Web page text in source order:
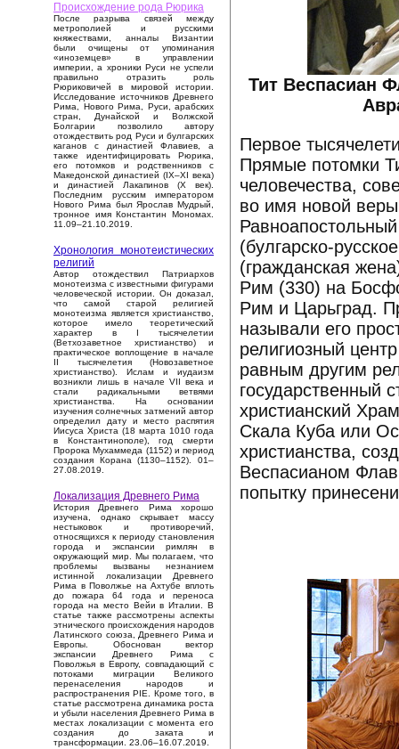
Происхождение рода Рюрика
После разрыва связей между
метрополией и русскими
княжествами, анналы Византии
были очищены от упоминания
«иноземцев» в управлении
империи, а хроники Руси не успели
правильно отразить роль
Рюриковичей в мировой истории.
Исследование источников Древнего
Рима, Нового Рима, Руси, арабских
стран, Дунайской и Волжской
Болгарии позволило автору
отождествить род Руси и булгарских
каганов с династией Флавиев, а
также идентифицировать Рюрика,
его потомков и родственников с
Македонской династией (IX–XI века)
и династией Лакапинов (X век).
Последним русским императором
Нового Рима был Ярослав Мудрый,
тронное имя Константин Мономах.
11.09–21.10.2019.
Хронология монотеистических
религий
Автор отождествил Патриархов
монотеизма с известными фигурами
человеческой истории. Он доказал,
что самой старой религией
монотеизма является христианство,
которое имело теоретический
характер в I тысячелетии
(Ветхозаветное христианство) и
практическое воплощение в начале
II тысячелетия (Новозаветное
христианство). Ислам и иудаизм
возникли лишь в начале VII века и
стали радикальными ветвями
христианства. На основании
изучения солнечных затмений автор
определил дату и место распятия
Иисуса Христа (18 марта 1010 года
в Константинополе), год смерти
Пророка Мухаммеда (1152) и период
создания Корана (1130–1152). 01–
27.08.2019.
Локализация Древнего Рима
История Древнего Рима хорошо
изучена, однако скрывает массу
нестыковок и противоречий,
относящихся к периоду становления
города и экспансии римлян в
окружающий мир. Мы полагаем, что
проблемы вызваны незнанием
истинной локализации Древнего
Рима в Поволжье на Ахтубе вплоть
до пожара 64 года и переноса
города на место Вейи в Италии. В
статье также рассмотрены аспекты
этнического происхождения народов
Латинского союза, Древнего Рима и
Европы. Обоснован вектор
экспансии Древнего Рима с
Поволжья в Европу, совпадающий с
потоками миграции Великого
перенаселения народов и
распространения PIE. Кроме того, в
статье рассмотрена динамика роста
и убыли населения Древнего Рима в
местах локализации с момента его
создания до заката и
трансформации. 23.06–16.07.2019.
Тит Веспасиан
Первое
Прямые потомки
человечества,
во имя новой
(булгарско-
(гражданская
Рим (330) на
Рим и Царьград.
называли его
религиозный
равным другим
государственный
христианский
Скала Куба или
христианства,
Веспасианом
попытку